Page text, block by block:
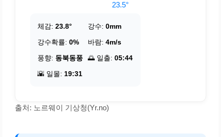
23.5°
체감: 23.8° 강수: 0mm
강수확률: 0% 바람: 4m/s
풍향: 동북동풍 🌅 일출: 05:44
🌇 일몰: 19:31
출처: 노르웨이 기상청(Yr.no)